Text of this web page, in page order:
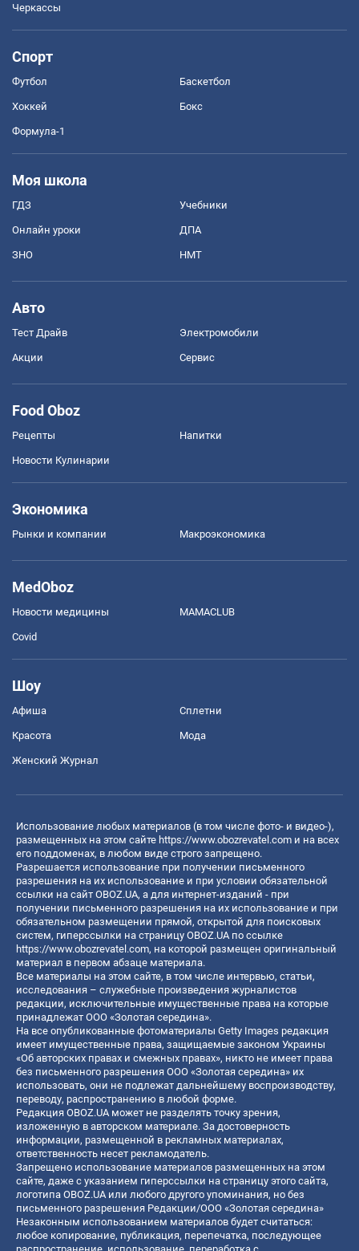
Черкассы
Спорт
Футбол Баскетбол
Хоккей Бокс
Формула-1
Моя школа
ГДЗ Учебники
Онлайн уроки ДПА
ЗНО НМТ
Авто
Тест Драйв Электромобили
Акции Сервис
Food Oboz
Рецепты Напитки
Новости Кулинарии
Экономика
Рынки и компании Mакроэкономика
MedOboz
Новости медицины MAMACLUB
Covid
Шоу
Афиша Сплетни
Красота Мода
Женский Журнал
Использование любых материалов (в том числе фото- и видео-),
размещенных на этом сайте https://www.obozrevatel.com и на всех
его поддоменах, в любом виде строго запрещено.
Разрешается использование при получении письменного
разрешения на их использование и при условии обязательной
ссылки на сайт OBOZ.UA, а для интернет-изданий - при
получении письменного разрешения на их использование и при
обязательном размещении прямой, открытой для поисковых
систем, гиперссылки на страницу OBOZ.UA по ссылке
https://www.obozrevatel.com, на которой размещен оригинальный
материал в первом абзаце материала.
Все материалы на этом сайте, в том числе интервью, статьи,
исследования – служебные произведения журналистов
редакции, исключительные имущественные права на которые
принадлежат ООО «Золотая середина».
На все опубликованные фотоматериалы Getty Images редакция
имеет имущественные права, защищаемые законом Украины
«Об авторских правах и смежных правах», никто не имеет права
без письменного разрешения ООО «Золотая середина» их
использовать, они не подлежат дальнейшему воспроизводству,
переводу, распространению в любой форме.
Редакция OBOZ.UA может не разделять точку зрения,
изложенную в авторском материале. За достоверность
информации, размещенной в рекламных материалах,
ответственность несет рекламодатель.
Запрещено использование материалов размещенных на этом
сайте, даже с указанием гиперссылки на страницу этого сайта,
логотипа OBOZ.UA или любого другого упоминания, но без
письменного разрешения Редакции/ООО «Золотая середина»
Незаконным использованием материалов будет считаться:
любое копирование, публикация, перепечатка, последующее